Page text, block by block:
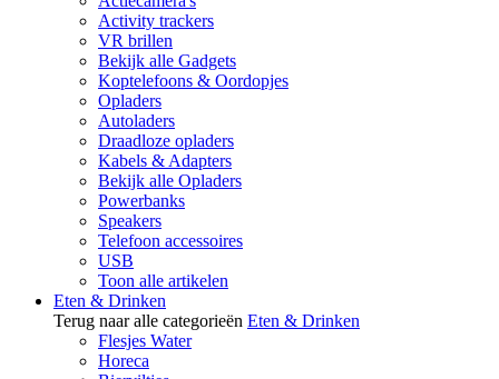
Activity trackers
VR brillen
Bekijk alle Gadgets
Koptelefoons & Oordopjes
Opladers
Autoladers
Draadloze opladers
Kabels & Adapters
Bekijk alle Opladers
Powerbanks
Speakers
Telefoon accessoires
USB
Toon alle artikelen
Eten & Drinken
Terug naar alle categorieën Eten & Drinken
Flesjes Water
Horeca